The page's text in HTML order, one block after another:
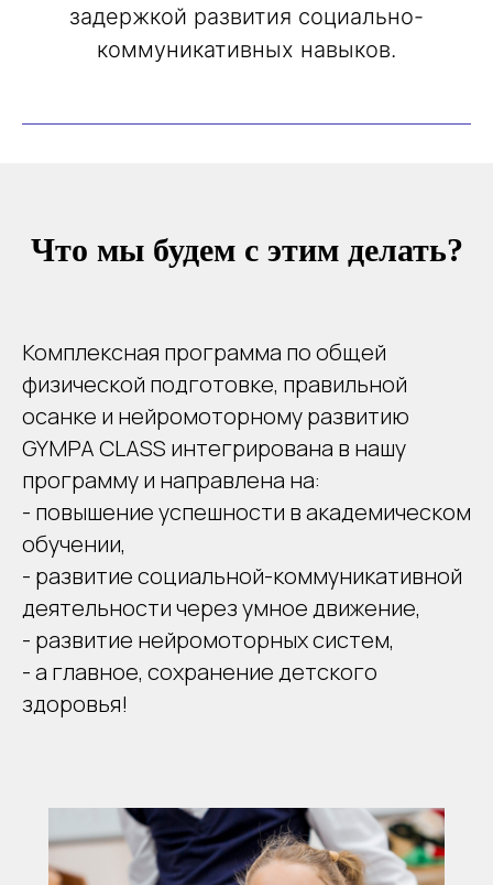
задержкой развития социально-
коммуникативных навыков.
Что мы будем с этим делать?
Комплексная программа по общей
физической подготовке, правильной
осанке и нейромоторному развитию
GYMPA CLASS интегрирована в нашу
программу и направлена на:
- повышение успешности в академическом
обучении,
- развитие социальной-коммуникативной
деятельности через умное движение,
- развитие нейромоторных систем,
- а главное, сохранение детского
здоровья!